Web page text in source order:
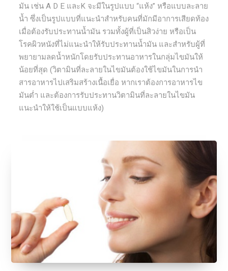
มัน เช่น A D E และK จะมีในรูปแบบ “แห้ง” หรือแบบละลาย
น้ำ ซึ่งเป็นรูปแบบที่แนะนำสำหรับคนที่มักมีอาการเสียดท้อง
เมื่อต้องรับประทานน้ำมัน รวมทั้งผู้ที่เป็นสิวง่าย หรือเป็น
โรคผิวหนังที่ไม่แนะนำให้รับประทานน้ำมัน และสำหรับผู้ที่
พยายามลดน้ำหนักโดยรับประทานอาหารในกลุ่มไขมันให้
น้อยที่สุด (วิตามินที่ละลายในไขมันต้องใช้ไขมันในการนำ
สารอาหารไปเสริมสร้างเนื้อเยื่อ หากเราต้องการอาหารไข
มันต่ำ และต้องการรับประทานวิตามินที่ละลายในไขมัน
แนะนำให้ใช้เป็นแบบแห้ง)